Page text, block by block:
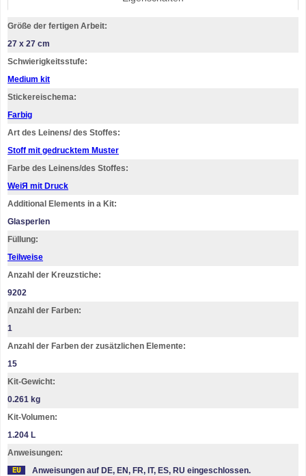
Größe der fertigen Arbeit:
27 x 27 cm
Schwierigkeitsstufe:
Medium kit
Stickereischema:
Farbig
Art des Leinens/ des Stoffes:
Stoff mit gedrucktem Muster
Farbe des Leinens/des Stoffes:
WeiЯ mit Druck
Additional Elements in a Kit:
Glasperlen
Füllung:
Teilweise
Anzahl der Kreuzstiche:
9202
Anzahl der Farben:
1
Anzahl der Farben der zusätzlichen Elemente:
15
Kit-Gewicht:
0.261 kg
Kit-Volumen:
1.204 L
Anweisungen:
Anweisungen auf DE, EN, FR, IT, ES, RU eingeschlossen.